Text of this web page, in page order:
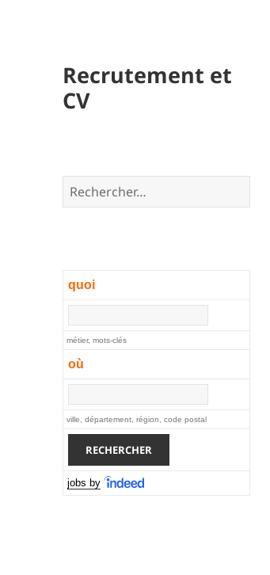
Recrutement et
CV
Rechercher :
quoi
métier, mots-clés
où
ville, département, région, code postal
jobs by